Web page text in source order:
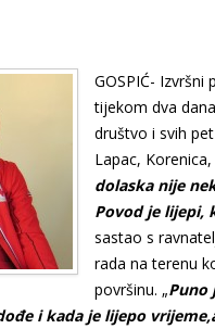
GOSPIĆ-
tijekom dva
društvo i svih
Lapac,
dolaska nije
Povod je lijepi,
sastao s
rada na terenu
površinu. „Puno
i kada je lijepo